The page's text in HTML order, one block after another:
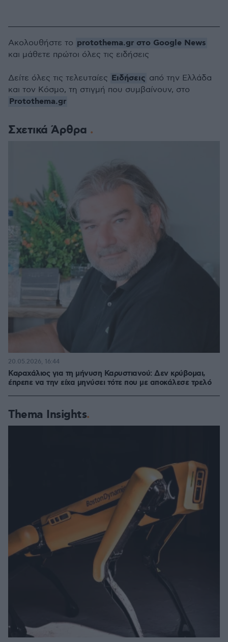
Σχετικά Άρθρα
Καραχάλιος για τη μήνυση Καρυστιανού: Δεν κρύβομαι,
έπρεπε να την είχα μηνύσει τότε που με αποκάλεσε τρελό
20.05.2026, 16:44
Thema Insights
Ακολουθήστε το protothema.gr στο Google News
και μάθετε πρώτοι όλες τις ειδήσεις
Δείτε όλες τις τελευταίες Ειδήσεις από την Ελλάδα
και τον Κόσμο, τη στιγμή που συμβαίνουν, στο
Protothema.gr